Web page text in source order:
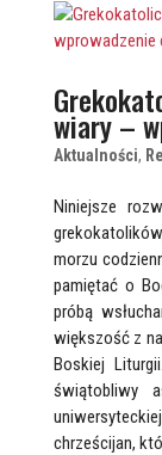
wiary –
Aktualności,
Niniejsze
morzu
pamiętać o
próbą
większość z
Boskiej
świątobliwy
chrześcijan,